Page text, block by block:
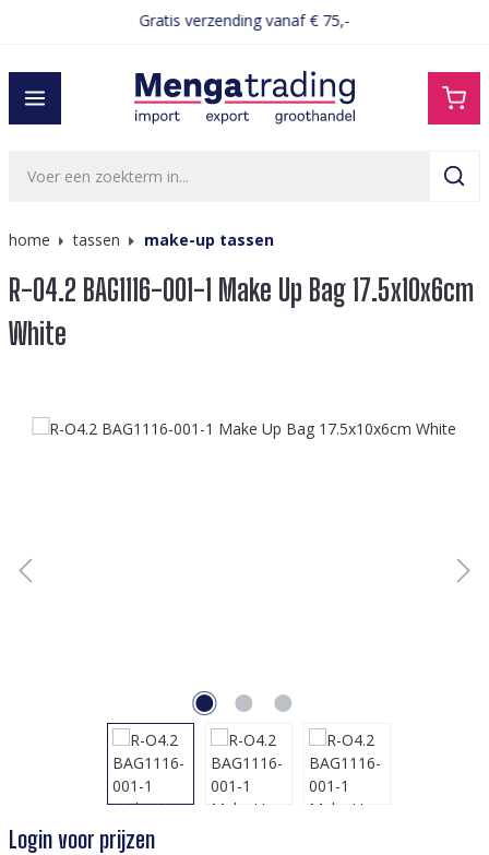
Gratis verzending vanaf € 75,-
home tassen make-up tassen
R-O4.2 BAG1116-001-1 Make Up Bag 17.5x10x6cm
White
Afbeeldingengalerij overslaan
Login voor prijzen